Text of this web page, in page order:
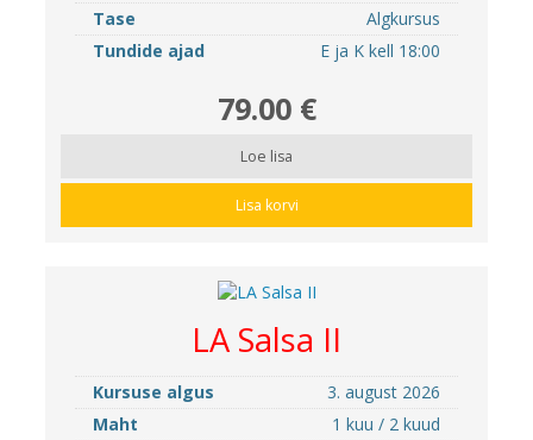
Tase
Algkursus
Tundide ajad
E ja K kell 18:00
79.00 €
Loe lisa
Lisa korvi
LA Salsa II
Kursuse algus
3. august 2026
Maht
1 kuu / 2 kuud